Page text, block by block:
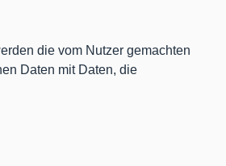
die vom Nutzer gemachten
Daten mit Daten, die